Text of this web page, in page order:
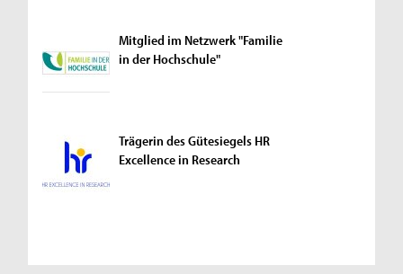
Mitglied im Netzwerk "Familie
in der Hochschule"
Trägerin des Gütesiegels HR
Excellence in Research